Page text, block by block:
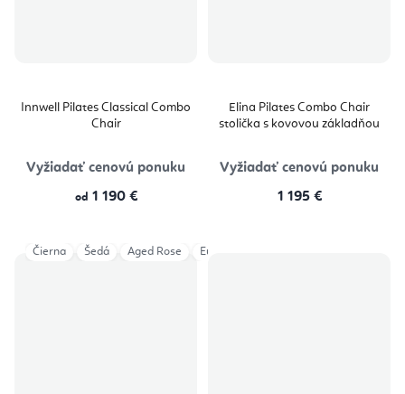
Innwell Pilates Classical Combo
Chair
Vyžiadať cenovú ponuku
od 1 190 €
Elina Pilates Combo Chair
stolička s kovovou základňou
Vyžiadať cenovú ponuku
1 195 €
Čierna Šedá Aged Rose Eucalyptus